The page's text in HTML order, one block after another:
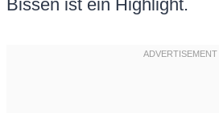
Bissen ist ein Highlight.